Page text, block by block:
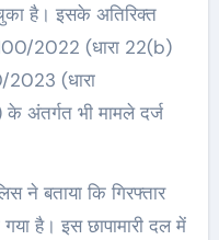
है। इसके अतिरिक्त
2022 (धारा 22(b)
2023 (धारा
अंतर्गत भी मामले दर्ज
ने बताया कि गिरफ्तार
है। इस छापामारी दल में